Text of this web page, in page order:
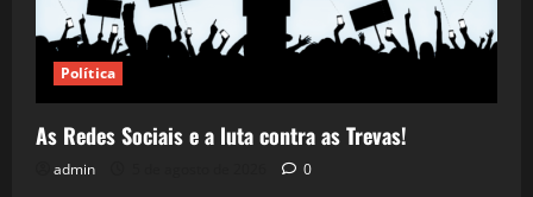
Política
As Redes Sociais e a luta contra as Trevas!
admin 0